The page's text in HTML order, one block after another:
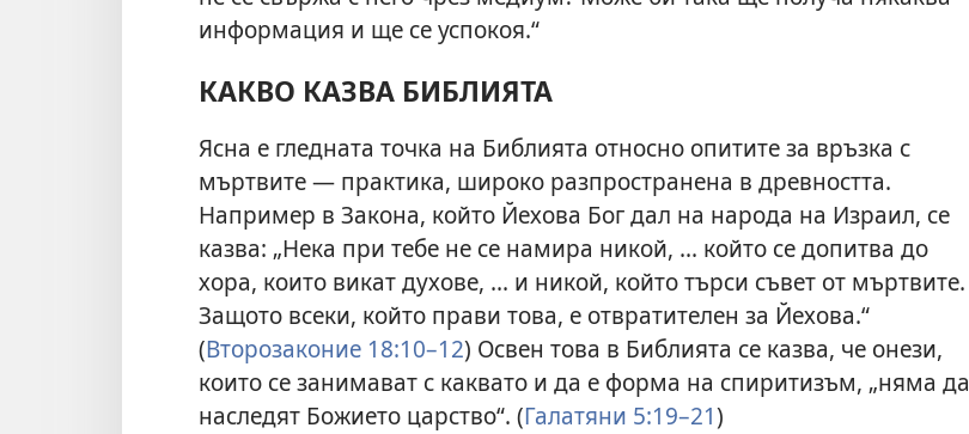
информация и ще се успокоя.“
КАКВО КАЗВА БИБЛИЯТА
Ясна е гледната точка на Библията относно опитите за връзка с
мъртвите — практика, широко разпространена в древността.
Например в Закона, който Йехова Бог дал на народа на Израил, се
казва: „Нека при тебе не се намира никой, ... който се допитва до
хора, които викат духове, ... и никой, който търси съвет от мъртвите.
Защото всеки, който прави това, е отвратителен за Йехова.“
(Второзаконие 18:10–12) Освен това в Библията се казва, че онези,
които се занимават с каквато и да е форма на спиритизъм, „няма да
наследят Божието царство“. (Галатяни 5:19–21)